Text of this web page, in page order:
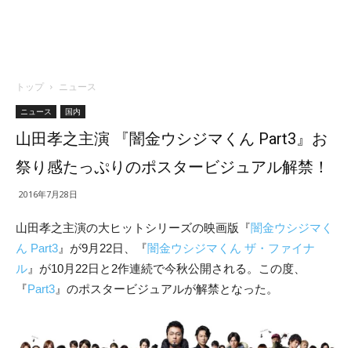
トップ ニュース
ニュース 国内
山田孝之主演 『闇金ウシジマくん Part3』お
祭り感たっぷりのポスタービジュアル解禁！
2016年7月28日
山田孝之主演の大ヒットシリーズの映画版『闇金ウシジマく
ん Part3 』が9月22日、『闇金ウシジマくん ザ・ファイナ
ル 』が10月22日と2作連続で今秋公開される。この度、
『Part3 』のポスタービジュアルが解禁となった。